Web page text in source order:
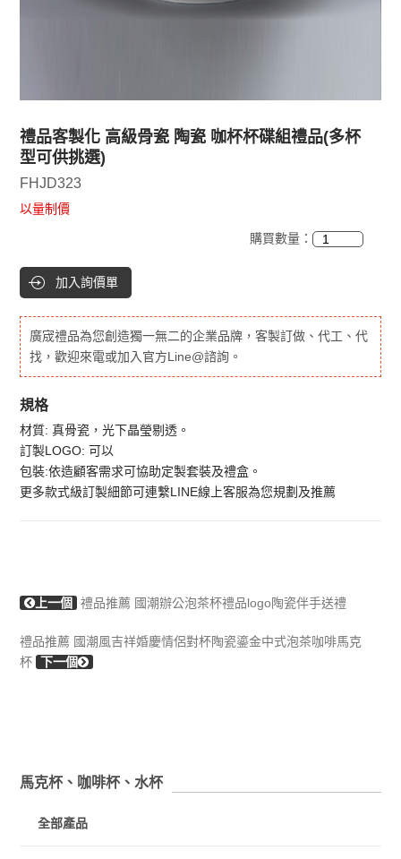
禮品客製化 高級骨瓷 陶瓷 咖杯杯碟組禮品(多杯
型可供挑選)
FHJD323
以量制價
購買數量：
加入詢價單
廣宬禮品為您創造獨一無二的企業品牌，客製訂做、代工、代
找，歡迎來電或加入官方Line@諮詢。
規格
材質: 真骨瓷，光下晶瑩剔透。
訂製LOGO: 可以
包裝:依造顧客需求可協助定製套裝及禮盒。
更多款式級訂製細節可連繫LINE線上客服為您規劃及推薦
上一個 禮品推薦 國潮辦公泡茶杯禮品logo陶瓷伴手送禮
禮品推薦 國潮風吉祥婚慶情侶對杯陶瓷鎏金中式泡茶咖啡馬克
杯 下一個
馬克杯、咖啡杯、水杯
全部產品